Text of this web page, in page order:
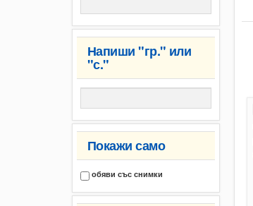
Напиши "гр." или
"с."
Покажи само
обяви със снимки